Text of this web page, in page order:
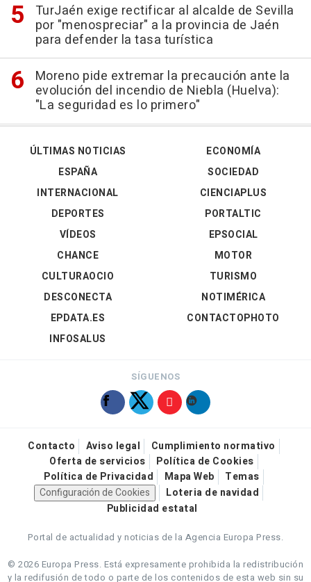
TurJaén exige rectificar al alcalde de Sevilla
por "menospreciar" a la provincia de Jaén
para defender la tasa turística
Moreno pide extremar la precaución ante la
evolución del incendio de Niebla (Huelva):
"La seguridad es lo primero"
ÚLTIMAS NOTICIAS
ESPAÑA
INTERNACIONAL
DEPORTES
VÍDEOS
ECONOMÍA
SOCIEDAD
CIENCIAPLUS
PORTALTIC
EPSOCIAL
CHANCE
CULTURAOCIO
DESCONECTA
EPDATA.ES
INFOSALUS
MOTOR
TURISMO
NOTIMÉRICA
CONTACTOPHOTO
SÍGUENOS
Contacto Aviso legal
Cumplimiento normativo
Oferta de servicios
Política de Cookies
Política de Privacidad
Mapa Web
Temas
Configuración de Cookies
Loteria de navidad
Publicidad estatal
Portal de actualidad y noticias de la Agencia Europa Press.
© 2026 Europa Press. Está expresamente prohibida la redistribución
y la redifusión de todo o parte de los contenidos de esta web sin su